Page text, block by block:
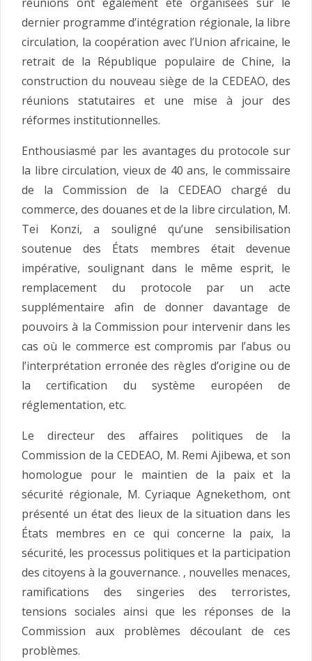
dernier programme d’intégration régionale, la libre
circulation, la coopération avec l’Union africaine, le
retrait de la République populaire de Chine, la
construction du nouveau siège de la CEDEAO, des
réunions statutaires et une mise à jour des
réformes institutionnelles.
Enthousiasmé par les avantages du protocole sur
la libre circulation, vieux de 40 ans, le commissaire
de la Commission de la CEDEAO chargé du
commerce, des douanes et de la libre circulation, M.
Tei Konzi, a souligné qu’une sensibilisation
soutenue des États membres était devenue
impérative, soulignant dans le même esprit, le
remplacement du protocole par un acte
supplémentaire afin de donner davantage de
pouvoirs à la Commission pour intervenir dans les
cas où le commerce est compromis par l’abus ou
l’interprétation erronée des règles d’origine ou de
la certification du système européen de
réglementation, etc.
Le directeur des affaires politiques de la
Commission de la CEDEAO, M. Remi Ajibewa, et son
homologue pour le maintien de la paix et la
sécurité régionale, M. Cyriaque Agnekethom, ont
présenté un état des lieux de la situation dans les
États membres en ce qui concerne la paix, la
sécurité, les processus politiques et la participation
des citoyens à la gouvernance. , nouvelles menaces,
ramifications des singeries des terroristes,
tensions sociales ainsi que les réponses de la
Commission aux problèmes découlant de ces
problèmes.